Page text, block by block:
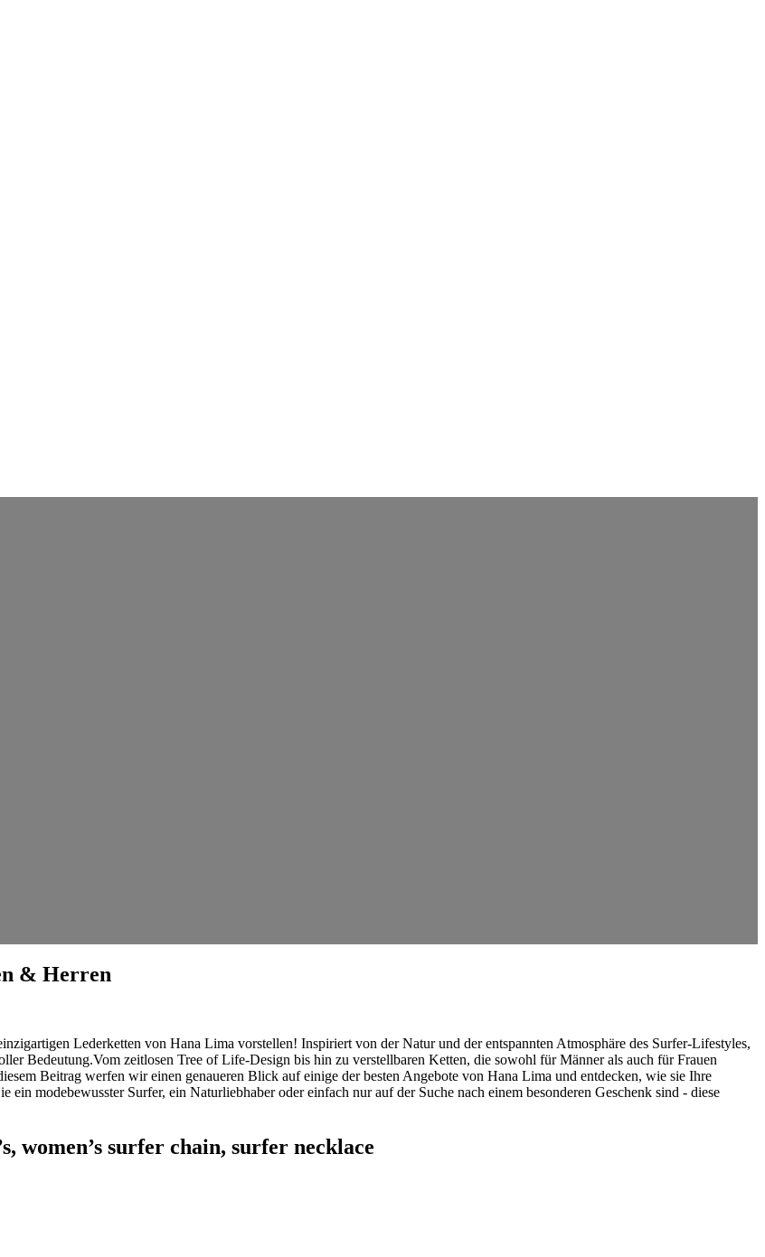
& Herren
Lederketten‍ von Hana‌ Lima vorstellen!⁢ Inspiriert von⁣ der Natur und der entspannten Atmosphäre des Surfer-Lifestyles,
Bedeutung.Vom zeitlosen Tree of ⁤Life-Design bis ‌hin zu⁢ verstellbaren Ketten, die sowohl ‌für Männer⁤ als auch für Frauen
Beitrag werfen‍ wir einen genaueren Blick⁣ auf einige der besten Angebote von ‍Hana ​Lima und entdecken, wie sie Ihre
⁤modebewusster Surfer, ein ⁤Naturliebhaber‍ oder einfach⁢ nur auf der Suche⁢ nach ​einem besonderen⁤ Geschenk sind ⁢- diese
women’s surfer chain, ‌surfer ⁢necklace